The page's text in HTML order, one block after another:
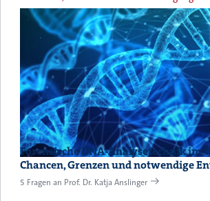
Forensische DNA-Analysetechnik im
Chancen, Grenzen und notwendige
5 Fragen an Prof. Dr. Katja Anslinger